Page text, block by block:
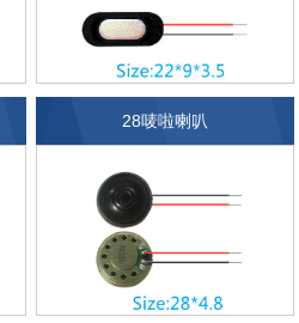
28唛啦喇叭